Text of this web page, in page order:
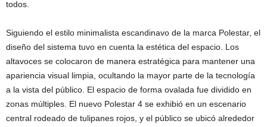
todos.
Siguiendo el estilo minimalista escandinavo de la marca Polestar, el
diseño del sistema tuvo en cuenta la estética del espacio. Los
altavoces se colocaron de manera estratégica para mantener una
apariencia visual limpia, ocultando la mayor parte de la tecnología
a la vista del público. El espacio de forma ovalada fue dividido en
zonas múltiples. El nuevo Polestar 4 se exhibió en un escenario
central rodeado de tulipanes rojos, y el público se ubicó alrededor